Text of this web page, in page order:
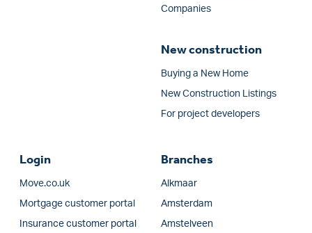
Companies
New construction
Buying a New Home
New Construction Listings
For project developers
Login
Move.co.uk
Mortgage customer portal
Insurance customer portal
Branches
Alkmaar
Amsterdam
Amstelveen